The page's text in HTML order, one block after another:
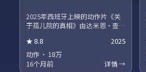
2025年西班牙上映的动作片《关
于孤儿院的真相》由达米恩·查泽
宇、王一博领衔主演。爱情与信
仰在战争阴影下被反复考验，结
局留有回味空间。片尾彩蛋值得
★8.8
2025
动作 · 18万
16个月前
详情 →